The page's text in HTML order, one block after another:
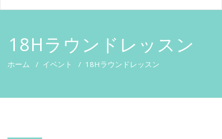
18Hラウンドレッスン
ホーム / イベント / 18Hラウンドレッスン